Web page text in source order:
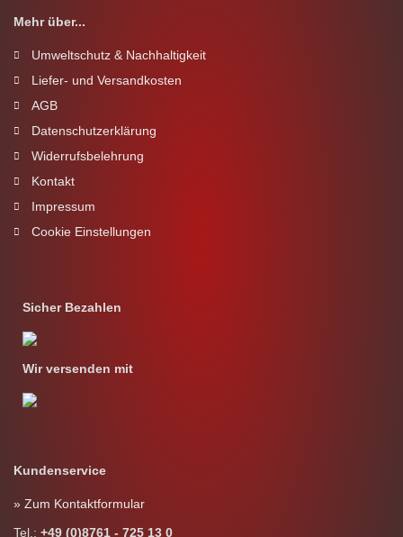
Mehr über...
Umweltschutz & Nachhaltigkeit
Liefer- und Versandkosten
AGB
Datenschutzerklärung
Widerrufsbelehrung
Kontakt
Impressum
Cookie Einstellungen
Sicher Bezahlen
Wir versenden mit
Kundenservice
» Zum Kontaktformular
Tel.: +49 (0)8761 - 725 13 0